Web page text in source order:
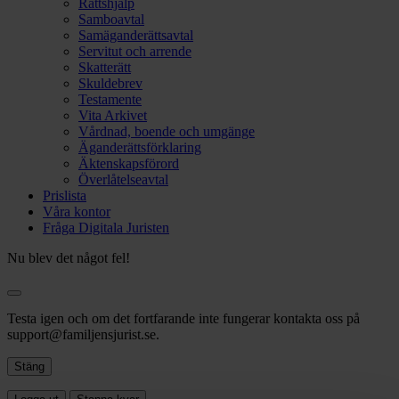
Rättshjälp
Samboavtal
Samäganderättsavtal
Servitut och arrende
Skatterätt
Skuldebrev
Testamente
Vita Arkivet
Vårdnad, boende och umgänge
Äganderättsförklaring
Äktenskapsförord
Överlåtelseavtal
Prislista
Våra kontor
Fråga Digitala Juristen
Nu blev det något fel!
Testa igen och om det fortfarande inte fungerar kontakta oss på
support@familjensjurist.se.
Stäng